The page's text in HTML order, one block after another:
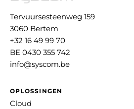
Tervuursesteenweg 159
3060 Bertem
+32 16 49 99 70
BE 0430 355 742
info@syscom.be
OPLOSSINGEN
Cloud